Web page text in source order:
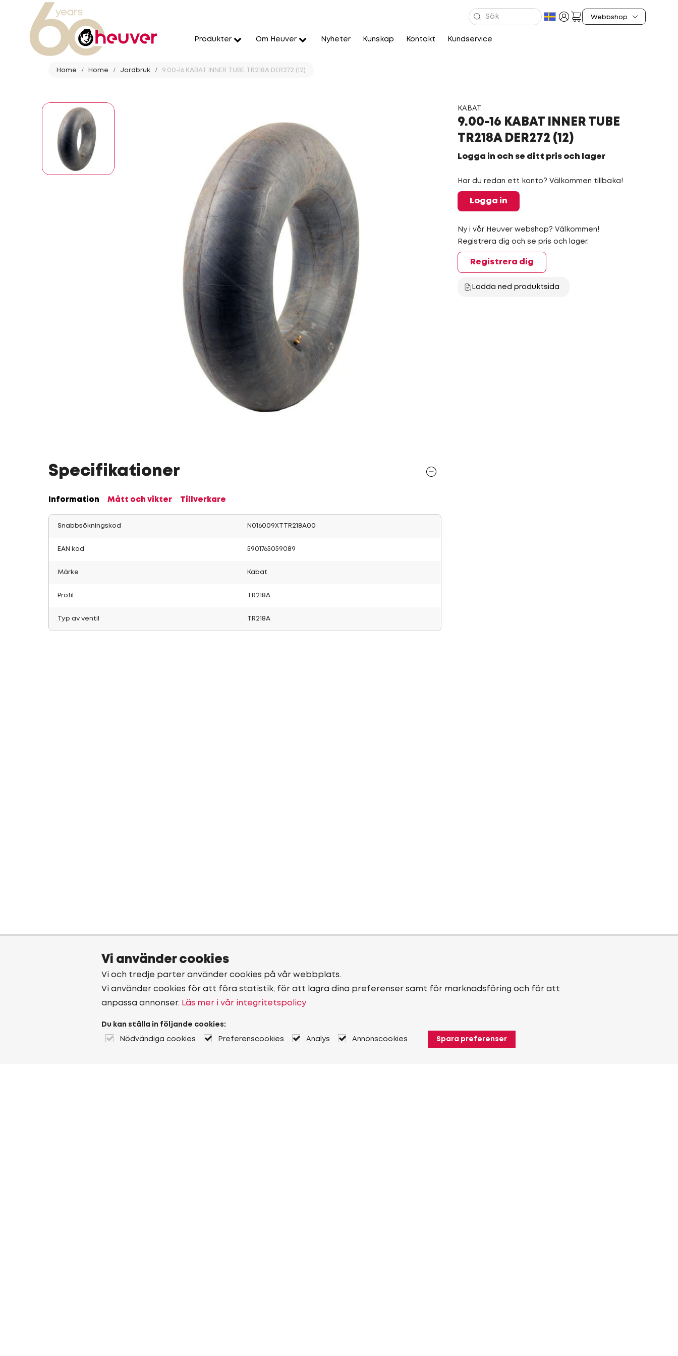
Produkter Om Heuver Nyheter Kunskap Kontakt Kundservice
Home Home Jordbruk 9.00-16 KABAT INNER TUBE TR218A DER272 (12)
KABAT
9.00-16 KABAT INNER TUBE
TR218A DER272 (12)
Logga in och se ditt pris och lager
Har du redan ett konto? Välkommen tillbaka!
Logga in
Ny i vår Heuver webshop? Välkommen!
Registrera dig och se pris och lager.
Registrera dig
Ladda ned produktsida
Specifikationer
Information Mått och vikter Tillverkare
Snabbsökningskod N016009XTTR218A00
EAN kod 5901765059089
Märke Kabat
Profil TR218A
Typ av ventil TR218A
Vi använder cookies
Vi och tredje parter använder cookies på vår webbplats.
Vi använder cookies för att föra statistik, för att lagra dina preferenser samt för marknadsföring och för att
anpassa annonser. Läs mer i vår integritetspolicy
Du kan ställa in följande cookies:
Nödvändiga cookies Preferenscookies Analys Annonscookies Spara preferenser